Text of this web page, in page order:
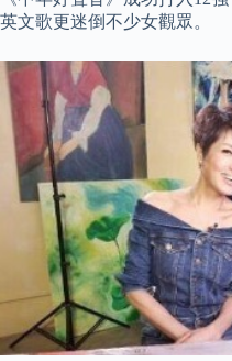
英文歌更迷倒不少女觀眾。